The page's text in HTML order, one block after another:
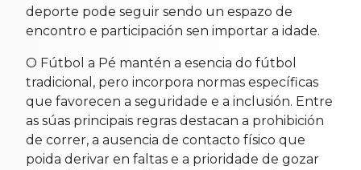
deporte pode seguir sendo un espazo de
encontro e participación sen importar a idade.
O Fútbol a Pé mantén a esencia do fútbol
tradicional, pero incorpora normas específicas
que favorecen a seguridade e a inclusión. Entre
as súas principais regras destacan a prohibición
de correr, a ausencia de contacto físico que
poida derivar en faltas e a prioridade de gozar